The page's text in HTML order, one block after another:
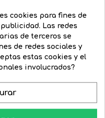
Categoría:
cookies para fines de
Las redes
de terceros se
de redes sociales y
estas cookies y el
involucrados?